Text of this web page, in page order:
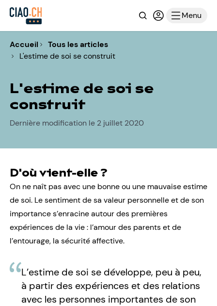
RechercheConnexion
Menu
Accueil
Tous les articles
L'estime de soi se construit
L'estime de soi se
construit
Dernière modification le 2 juillet 2020
D'où vient-elle ?
On ne naît pas avec une bonne ou une mauvaise estime
de soi. Le sentiment de sa valeur personnelle et de son
importance s’enracine autour des premières
expériences de la vie : l’amour des parents et de
l’entourage, la sécurité affective.
L’estime de soi se développe, peu à peu,
à partir des expériences et des relations
avec les personnes importantes de son